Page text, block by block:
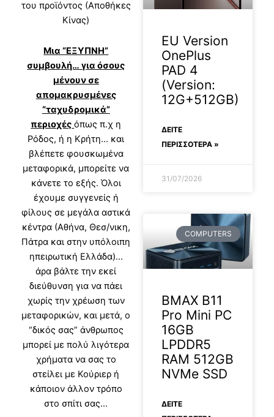
του προϊόντος (Αποθήκες
Κίνας)
Μια “ΕΞΥΠΝΗ”
συμβουλή… για όσους
μένουν σε
απομακρυσμένες
“ταχυδρομικά”
περιοχές όπως π.χ η
Ρόδος, ή η Κρήτη… και
βλέπετε φουσκωμένα
μεταφορικά, μπορείτε να
κάνετε το εξής. Όλοι
έχουμε συγγενείς ή
φίλους σε μεγάλα αστικά
κέντρα (Αθήνα, Θεσ/νικη,
Πάτρα και στην υπόλοιπη
ηπειρωτική Ελλάδα)…
άρα βάλτε την εκεί
διεύθυνση για να πάει
χωρίς την χρέωση των
μεταφορικών, και μετά, ο
“δικός σας” άνθρωπος
μπορεί με πολύ λιγότερα
χρήματα να σας το
στείλει με Κούριερ ή
κάποιον άλλον τρόπο
στο σπίτι σας…
EU Version
OnePlus
PAD 4
(Version:
12G+512GB)
ΔΕΊΤΕ
ΠΕΡΙΣΣΟΤΕΡΑ »
31/07/2026
COMPUTERS
BMAX B11
Pro Mini PC
16GB
LPDDR5
RAM 512GB
NVMe SSD
ΔΕΊΤΕ